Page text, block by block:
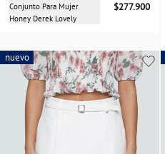
Conjunto Para Mujer
Honey Derek Lovely
$277.900
nuevo